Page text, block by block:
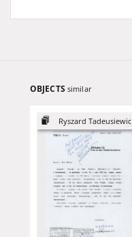
OBJECTS similar
Ryszard Tadeusiewicz - DHC